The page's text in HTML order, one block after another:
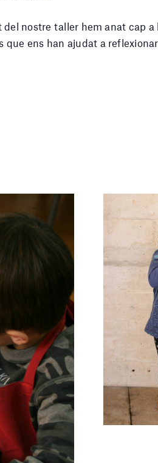
nostre taller hem anat cap a
que ens han ajudat a